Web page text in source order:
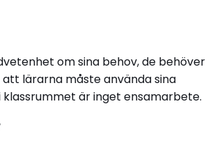
om sina behov, de behöver
lärarna måste använda sina
är inget ensamarbete.